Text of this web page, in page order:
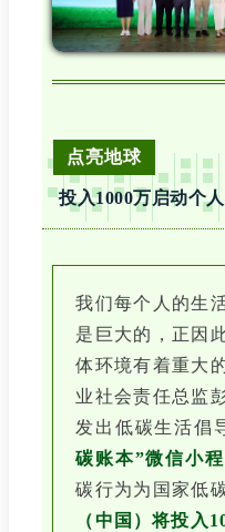
点亮地球
投入1000万启动个
我们每个人的生
是巨大的，正因
体环境有着重大
业社会责任总监
发出低碳生活倡
碳账本”微信小
碳行为为国家低
（中国）将投入